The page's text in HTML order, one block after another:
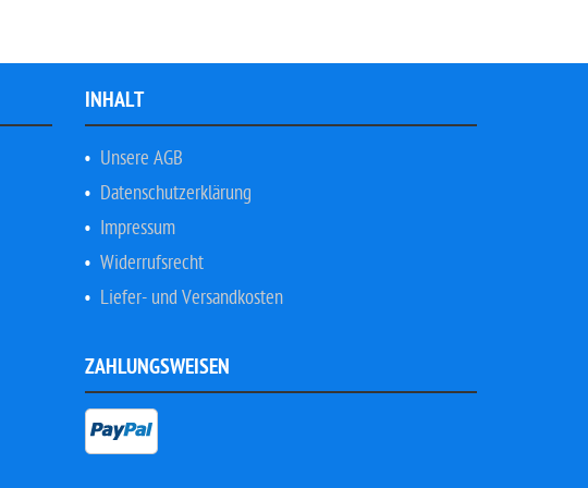
INHALT
Unsere AGB
Datenschutzerklärung
Impressum
Widerrufsrecht
Liefer- und Versandkosten
ZAHLUNGSWEISEN